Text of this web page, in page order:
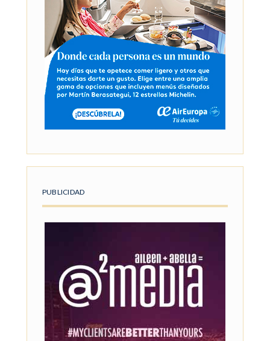
PUBLICIDAD